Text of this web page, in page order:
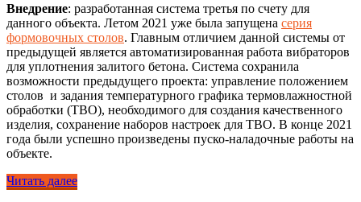
Внедрение: разработанная система третья по счету для
данного объекта. Летом 2021 уже была запущена серия
формовочных столов. Главным отличием данной системы от
предыдущей является автоматизированная работа вибраторов
для уплотнения залитого бетона. Система сохранила
возможности предыдущего проекта: управление положением
столов и задания температурного графика термовлажностной
обработки (ТВО), необходимого для создания качественного
изделия, сохранение наборов настроек для ТВО. В конце 2021
года были успешно произведены пуско-наладочные работы на
объекте.
Читать далее